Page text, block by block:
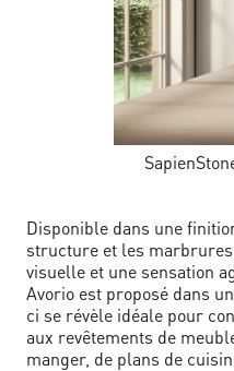
Disponible dans une
structure et les
visuelle et une sensation
Avorio est proposé dans
ci se révèle idéale pour
aux revêtements de
manger, de plans de